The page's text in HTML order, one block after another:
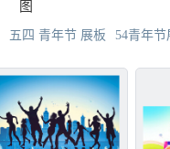
图
五四 青年节 展板 54青年